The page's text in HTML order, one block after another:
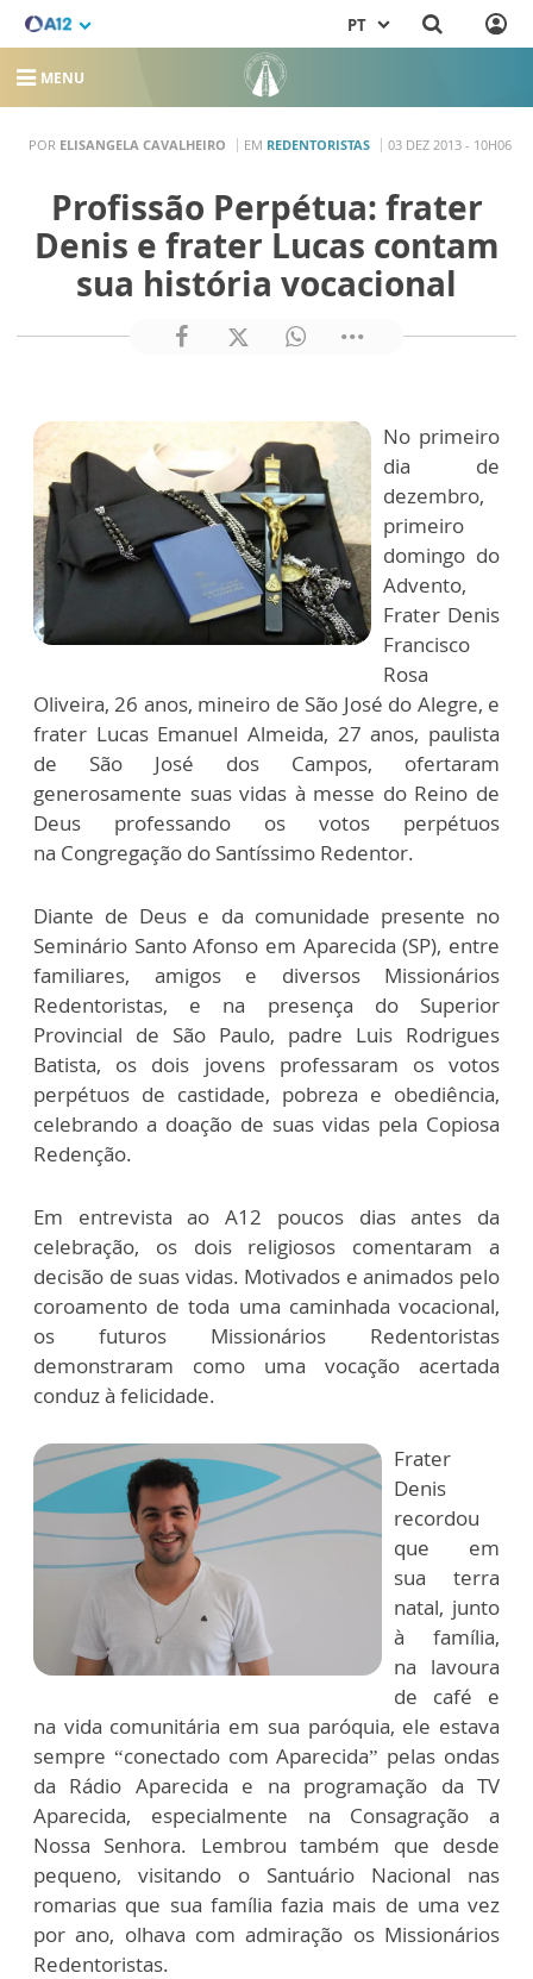
PT
MENU
POR ELISANGELA CAVALHEIRO EM REDENTORISTAS 03 DEZ 2013 - 10H06
Profissão Perpétua: frater
Denis e frater Lucas contam
sua história vocacional
No primeiro
dia de
dezembro,
primeiro
domingo do
Advento,
Frater Denis
Francisco
Rosa
Oliveira, 26 anos, mineiro de São José do Alegre, e
frater Lucas Emanuel Almeida, 27 anos, paulista
de São José dos Campos, ofertaram
generosamente suas vidas à messe do Reino de
Deus professando os votos perpétuos
na Congregação do Santíssimo Redentor.
Diante de Deus e da comunidade presente no
Seminário Santo Afonso em Aparecida (SP), entre
familiares, amigos e diversos Missionários
Redentoristas, e na presença do Superior
Provincial de São Paulo, padre Luis Rodrigues
Batista, os dois jovens professaram os votos
perpétuos de castidade, pobreza e obediência,
celebrando a doação de suas vidas pela Copiosa
Redenção.
Em entrevista ao A12 poucos dias antes da
celebração, os dois religiosos comentaram a
decisão de suas vidas. Motivados e animados pelo
coroamento de toda uma caminhada vocacional,
os futuros Missionários Redentoristas
demonstraram como uma vocação acertada
conduz à felicidade.
Frater
Denis
recordou
que em
sua terra
natal, junto
à família,
na lavoura
de café e
na vida comunitária em sua paróquia, ele estava
sempre “conectado com Aparecida” pelas ondas
da Rádio Aparecida e na programação da TV
Aparecida, especialmente na Consagração a
Nossa Senhora. Lembrou também que desde
pequeno, visitando o Santuário Nacional nas
romarias que sua família fazia mais de uma vez
por ano, olhava com admiração os Missionários
Redentoristas.